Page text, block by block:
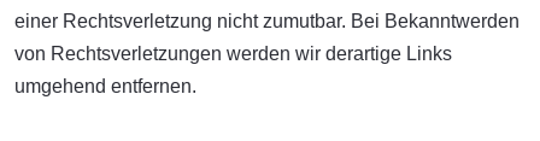
einer Rechtsverletzung nicht zumutbar. Bei Bekanntwerden
von Rechtsverletzungen werden wir derartige Links
umgehend entfernen.